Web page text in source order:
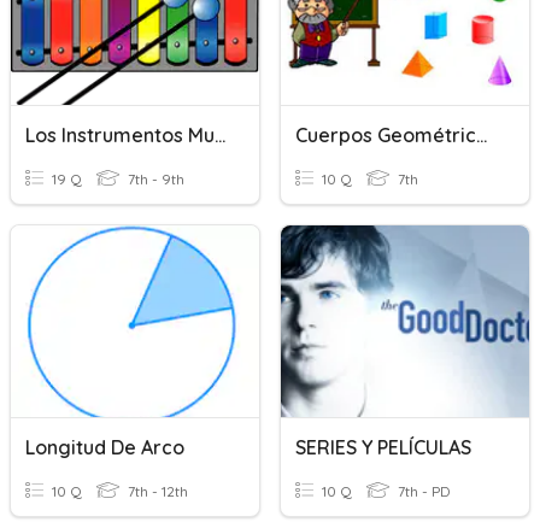
Los Instrumentos Musicales (mínimos)
19 Q 7th - 9th
Cuerpos Geométricos, Prismas Y Cilindro
10 Q 7th
Longitud De Arco
10 Q 7th - 12th
SERIES Y PELÍCULAS
10 Q 7th - PD